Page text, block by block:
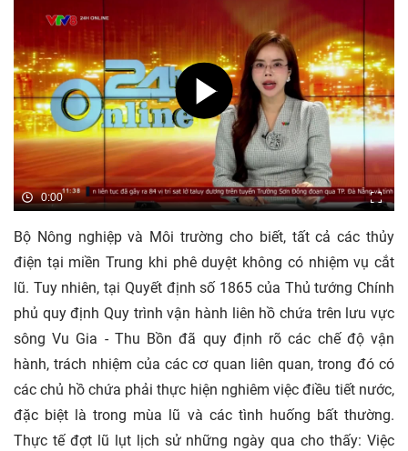
0:00
Bộ Nông nghiệp và Môi trường cho biết, tất cả các thủy
điện tại miền Trung khi phê duyệt không có nhiệm vụ cắt
lũ. Tuy nhiên, tại Quyết định số 1865 của Thủ tướng Chính
phủ quy định Quy trình vận hành liên hồ chứa trên lưu vực
sông Vu Gia - Thu Bồn đã quy định rõ các chế độ vận
hành, trách nhiệm của các cơ quan liên quan, trong đó có
các chủ hồ chứa phải thực hiện nghiêm việc điều tiết nước,
đặc biệt là trong mùa lũ và các tình huống bất thường.
Thực tế đợt lũ lụt lịch sử những ngày qua cho thấy: Việc